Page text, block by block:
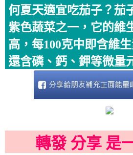
何夏天適宜吃茄子？茄
紫色蔬菜之一，它的維
高，每100克中即含維生
還含磷、鈣、鉀等微量
轉發 分享 是